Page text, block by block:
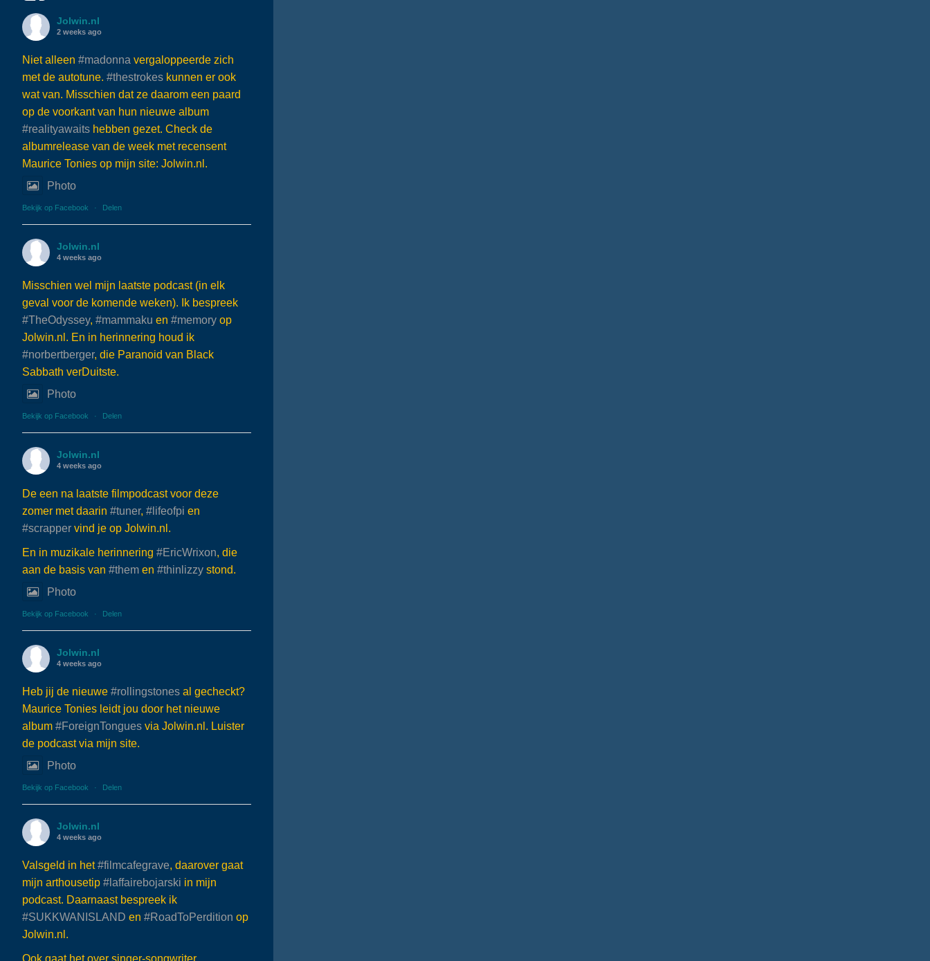
Jolwin.nl
2 weeks ago
Niet alleen #madonna vergaloppeerde zich
met de autotune. #thestrokes kunnen er ook
wat van. Misschien dat ze daarom een paard
op de voorkant van hun nieuwe album
#realityawaits hebben gezet. Check de
albumrelease van de week met recensent
Maurice Tonies op mijn site: Jolwin.nl.
Photo
Bekijk op Facebook · Delen
Jolwin.nl
4 weeks ago
Misschien wel mijn laatste podcast (in elk
geval voor de komende weken). Ik bespreek
#TheOdyssey, #mammaku en #memory op
Jolwin.nl. En in herinnering houd ik
#norbertberger, die Paranoid van Black
Sabbath verDuitste.
Photo
Bekijk op Facebook · Delen
Jolwin.nl
4 weeks ago
De een na laatste filmpodcast voor deze
zomer met daarin #tuner, #lifeofpi en
#scrapper vind je op Jolwin.nl.
En in muzikale herinnering #EricWrixon, die
aan de basis van #them en #thinlizzy stond.
Photo
Bekijk op Facebook · Delen
Jolwin.nl
4 weeks ago
Heb jij de nieuwe #rollingstones al gecheckt?
Maurice Tonies leidt jou door het nieuwe
album #ForeignTongues via Jolwin.nl. Luister
de podcast via mijn site.
Photo
Bekijk op Facebook · Delen
Jolwin.nl
4 weeks ago
Valsgeld in het#filmcafegrave, daarover gaat
mijn arthousetip #laffairebojarski in mijn
podcast. Daarnaast bespreek ik
#SUKKWANISLAND en #RoadToPerdition op
Jolwin.nl.
Ook gaat het over singer-songwriter